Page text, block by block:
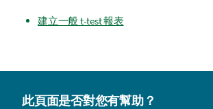
建立一般 t-test 報表
此頁面是否對您有幫助？